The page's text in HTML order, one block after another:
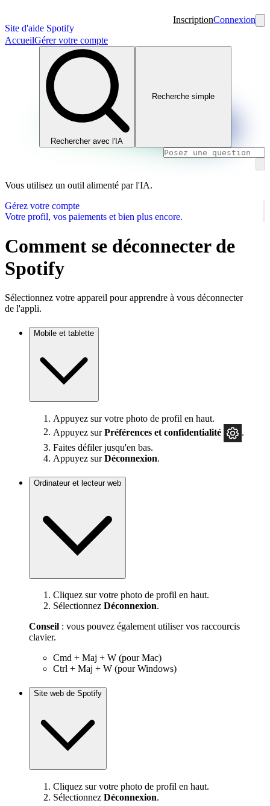
Site d'aide Spotify
InscriptionConnexion
AccueilGérer votre compte
Rechercher avec l'IA
Recherche simple
Vous utilisez un outil alimenté par l'IA.
Gérez votre compte
Votre profil, vos paiements et bien plus encore.
Comment se déconnecter de
Spotify
Sélectionnez votre appareil pour apprendre à vous déconnecter
de l'appli.
Mobile et tablette
Appuyez sur votre photo de profil en haut.
Appuyez surPréférences et confidentialité
.
Faites défiler jusqu'en bas.
Appuyez surDéconnexion.
Ordinateur et lecteur web
Cliquez sur votre photo de profil en haut.
Sélectionnez Déconnexion.
Conseil : vous pouvez également utiliser vos raccourcis
clavier.
Cmd + Maj + W (pour Mac)
Ctrl + Maj + W (pour Windows)
Site web de Spotify
Cliquez sur votre photo de profil en haut.
Sélectionnez Déconnexion.